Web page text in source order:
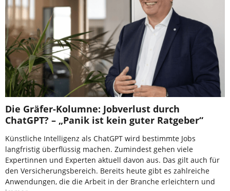
Die Gräfer-Kolumne: Jobverlust durch
ChatGPT? – „Panik ist kein guter Ratgeber“
Künstliche Intelligenz als ChatGPT wird bestimmte Jobs
langfristig überflüssig machen. Zumindest gehen viele
Expertinnen und Experten aktuell davon aus. Das gilt auch für
den Versicherungsbereich. Bereits heute gibt es zahlreiche
Anwendungen, die die Arbeit in der Branche erleichtern und